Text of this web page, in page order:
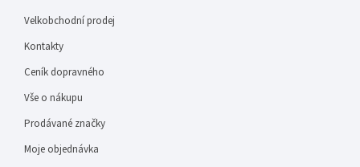
Velkobchodní prodej
Kontakty
Ceník dopravného
Vše o nákupu
Prodávané značky
Moje objednávka